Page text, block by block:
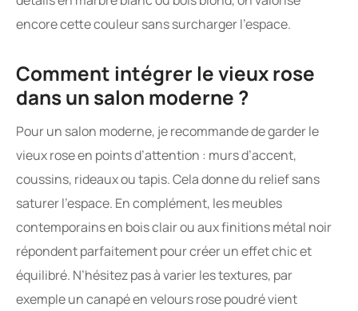
encore cette couleur sans surcharger l’espace.
Comment intégrer le vieux rose
dans un salon moderne ?
Pour un salon moderne, je recommande de garder le
vieux rose en points d’attention : murs d’accent,
coussins, rideaux ou tapis. Cela donne du relief sans
saturer l’espace. En complément, les meubles
contemporains en bois clair ou aux finitions métal noir
répondent parfaitement pour créer un effet chic et
équilibré. N’hésitez pas à varier les textures, par
exemple un canapé en velours rose poudré vient